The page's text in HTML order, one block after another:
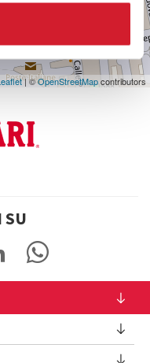
| ©OpenStreetMapcontributors
SU